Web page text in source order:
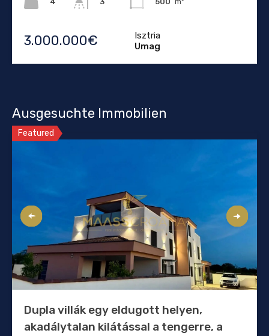
3.000.000€
Isztria
Umag
Ausgesuchte Immobilien
Featured
Dupla villák egy eldugott helyen,
akadálytalan kilátással a tengerre, a